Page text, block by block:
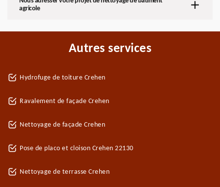
agricole
Autres services
Hydrofuge de toiture Crehen
Ravalement de façade Crehen
Nettoyage de façade Crehen
Pose de placo et cloison Crehen 22130
Nettoyage de terrasse Crehen